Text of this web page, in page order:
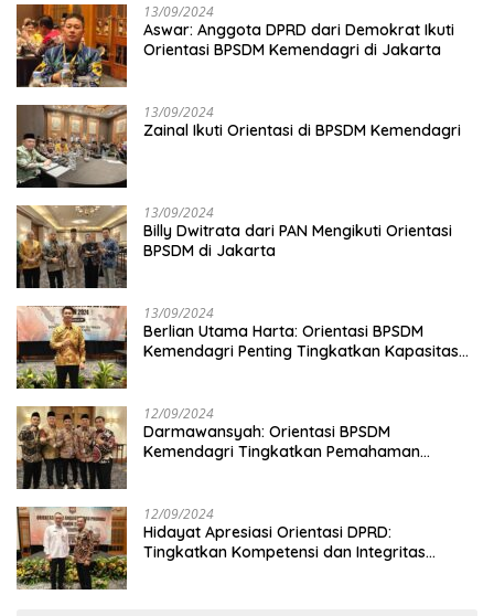
13/09/2024
Aswar: Anggota DPRD dari Demokrat Ikuti
Orientasi BPSDM Kemendagri di Jakarta
13/09/2024
Zainal Ikuti Orientasi di BPSDM Kemendagri
13/09/2024
Billy Dwitrata dari PAN Mengikuti Orientasi
BPSDM di Jakarta
13/09/2024
Berlian Utama Harta: Orientasi BPSDM
Kemendagri Penting Tingkatkan Kapasitas
12/09/2024
Darmawansyah: Orientasi BPSDM
Kemendagri Tingkatkan Pemahaman
12/09/2024
Hidayat Apresiasi Orientasi DPRD:
Tingkatkan Kompetensi dan Integritas